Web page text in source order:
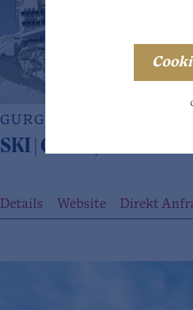
GURGL
SKI | GOLF |
Details Website Direkt